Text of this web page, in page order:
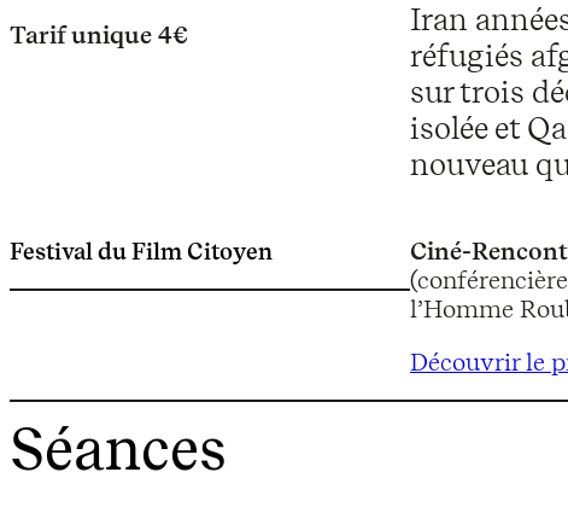
Tarif unique 4€
Iran
réfugiés
sur trois
isolée et
nouveau
Festival du Film Citoyen Ciné-
l’Homme
Découvrir le
Séances